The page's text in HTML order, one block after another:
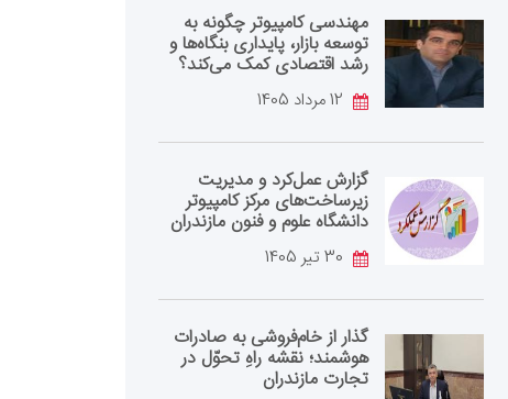
مهندسی کامپیوتر چگونه به
توسعه بازار، پایداری بنگاه‌ها و
رشد اقتصادی کمک می‌کند؟
گزارش عمل‌کرد و مدیریت
زیرساخت‌های مرکز کامپیوتر
دانشگاه علوم و فنون مازندران
گذار از خام‌فروشی به صادرات
هوشمند؛ نقشه راهِ تحوّل در
تجارت مازندران